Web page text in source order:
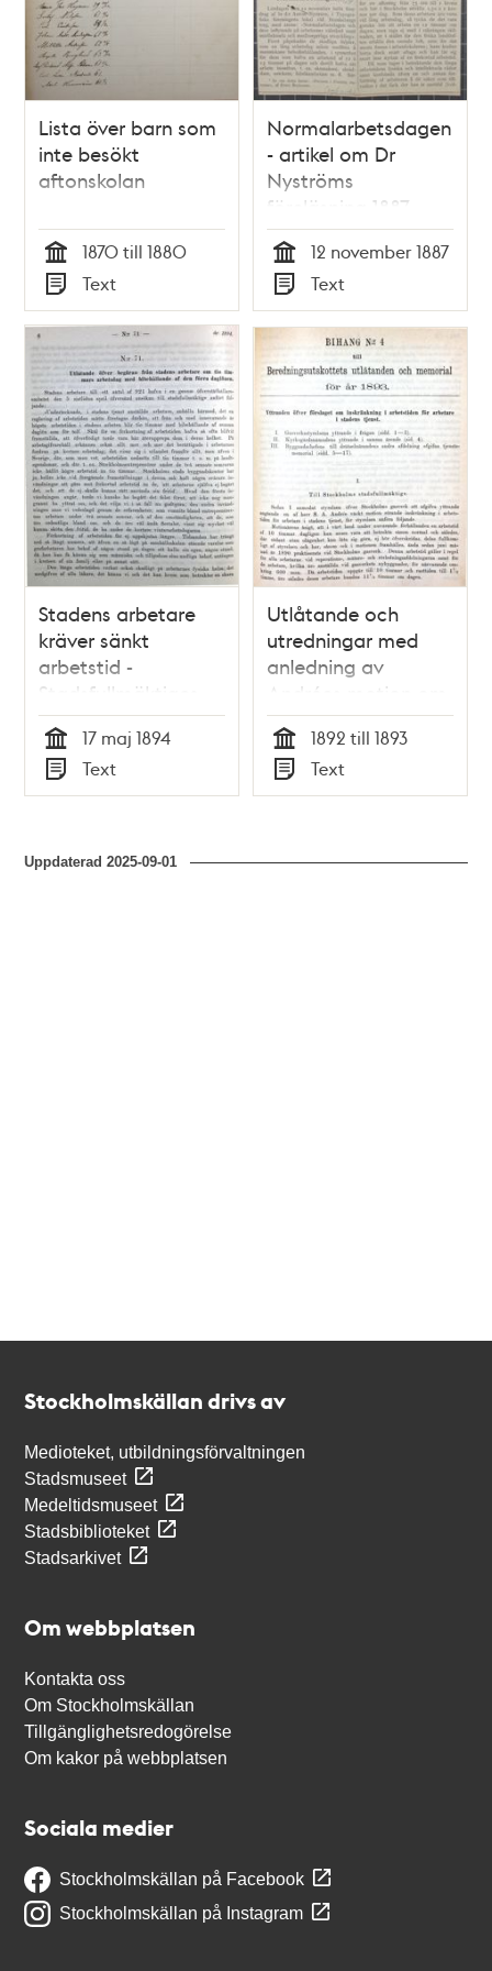
Lista över barn som
inte besökt
aftonskolan
Tid
1870 till 1880
Typ
Text
Normalarbetsdagen
- artikel om Dr
Nyströms
föreläsning 1887
Tid
12 november 1887
Typ
Text
Stadens arbetare
kräver sänkt
arbetstid -
Stadsfullmäktiges
utlåtande 1894
Tid
17 maj 1894
Typ
Text
Utlåtande och
utredningar med
anledning av
Andrées motion om
sänkt arbetstid 1893
Tid
1892 till 1893
Typ
Text
Uppdaterad2025-09-01
Stockholmskällan drivs av
Medioteket, utbildningsförvaltningen
Stadsmuseet
Medeltidsmuseet
Stadsbiblioteket
Stadsarkivet
Om webbplatsen
Kontakta oss
Om Stockholmskällan
Tillgänglighetsredogörelse
Om kakor på webbplatsen
Sociala medier
Stockholmskällan på Facebook
Stockholmskällan på Instagram